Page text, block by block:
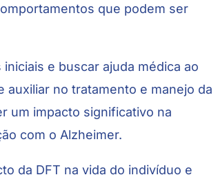
que podem ser
e buscar ajuda médica ao
no tratamento e manejo da
um impacto significativo na
com o Alzheimer.
da DFT na vida do indivíduo e